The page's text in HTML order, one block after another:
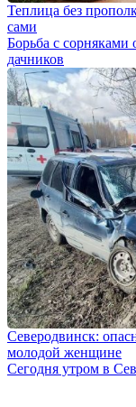
Теплица без
сами
Борьба с
дачников
Северодвинск:
молодой женщине
Сегодня утром в